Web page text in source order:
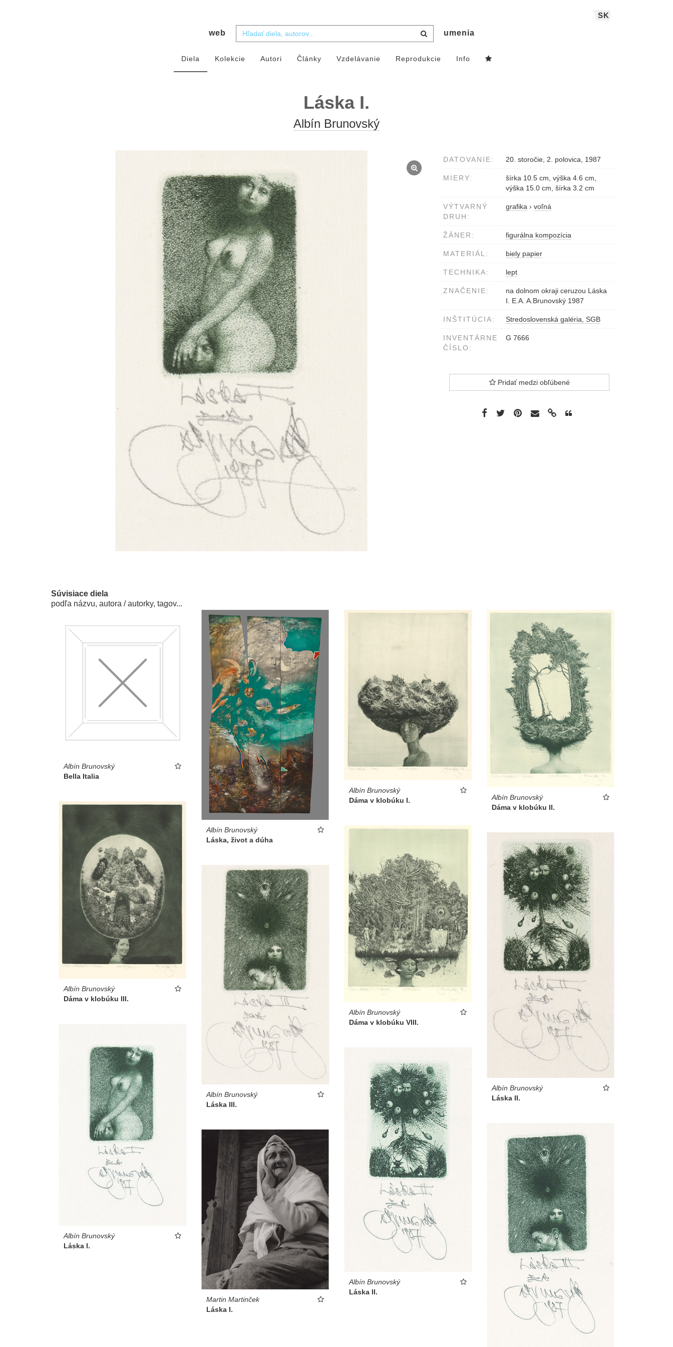
SK
web umenia
Diela Kolekcie Autori Články Vzdelávanie Reprodukcie Info
Láska I.
Albín Brunovský
DATOVANIE: 20. storočie, 2. polovica, 1987
MIERY:
šírka 10.5 cm, výška 4.6 cm,
výška 15.0 cm, šírka 3.2 cm
VÝTVARNÝ
DRUH:
grafika › voľná
ŽÁNER: figurálna kompozícia
MATERIÁL: biely papier
TECHNIKA: lept
ZNAČENIE:
na dolnom okraji ceruzou Láska
I. E.A. A.Brunovský 1987
INŠTITÚCIA: Stredoslovenská galéria, SGB
INVENTÁRNE
ČÍSLO:
G 7666
Pridať medzi obľúbené
Súvisiace diela
podľa názvu, autora / autorky, tagov...
Albín Brunovský
Bella Italia
Albín Brunovský
Láska, život a dúha
Albín Brunovský
Dáma v klobúku I.
Albín Brunovský
Dáma v klobúku II.
Albín Brunovský
Dáma v klobúku III.
Albín Brunovský
Dáma v klobúku VIII.
Albín Brunovský
Láska II.
Albín Brunovský
Láska III.
Albín Brunovský
Láska I.
Albín Brunovský
Láska II.
Martin Martinček
Láska I.